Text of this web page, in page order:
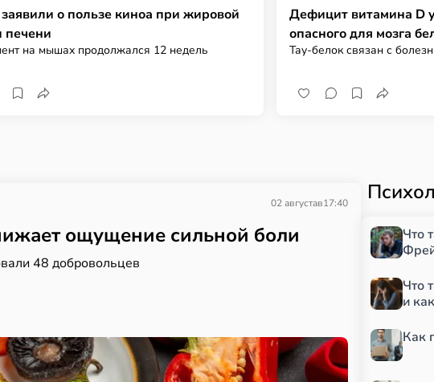
о пользе киноа при жировой
печени
на мышах продолжался 12 недель
Дефицит витамина D
опасного для мозга
Тау-белок связан с
02 августав17:40
ощущение сильной боли
48 добровольцев
Что
Что
и
Как